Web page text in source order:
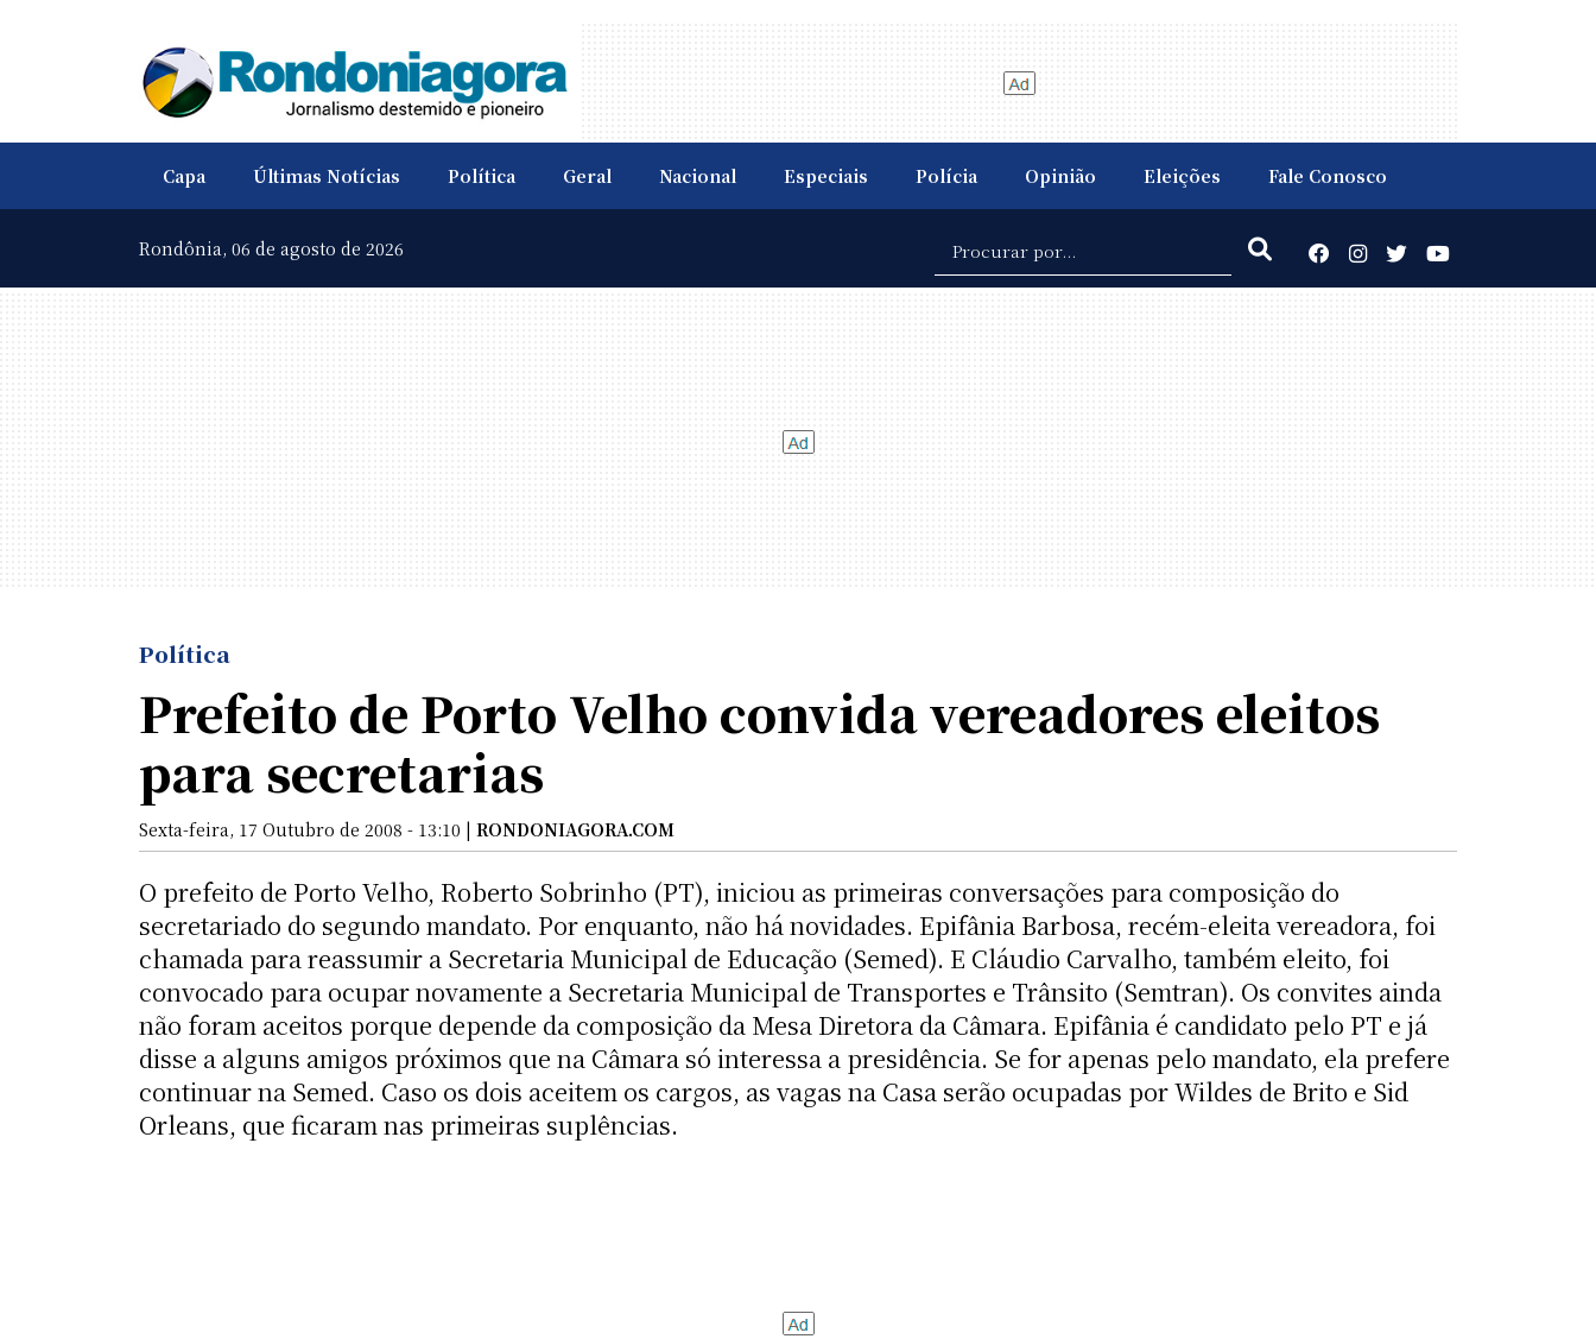
Capa Últimas Notícias Política Geral Nacional Especiais Polícia Opinião Eleições Fale Conosco
Rondônia, 06 de agosto de 2026
Política
Prefeito de Porto Velho convida vereadores eleitos
para secretarias
Sexta-feira, 17 Outubro de 2008 - 13:10 | RONDONIAGORA.COM
O prefeito de Porto Velho, Roberto Sobrinho (PT), iniciou as primeiras conversações para composição do
secretariado do segundo mandato. Por enquanto, não há novidades. Epifânia Barbosa, recém-eleita vereadora, foi
chamada para reassumir a Secretaria Municipal de Educação (Semed). E Cláudio Carvalho, também eleito, foi
convocado para ocupar novamente a Secretaria Municipal de Transportes e Trânsito (Semtran). Os convites ainda
não foram aceitos porque depende da composição da Mesa Diretora da Câmara. Epifânia é candidato pelo PT e já
disse a alguns amigos próximos que na Câmara só interessa a presidência. Se for apenas pelo mandato, ela prefere
continuar na Semed. Caso os dois aceitem os cargos, as vagas na Casa serão ocupadas por Wildes de Brito e Sid
Orleans, que ficaram nas primeiras suplências.